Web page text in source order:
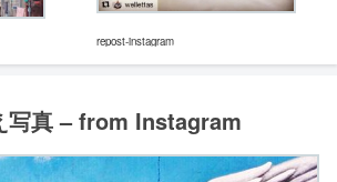
repost-instagram
写真 – from Instagram